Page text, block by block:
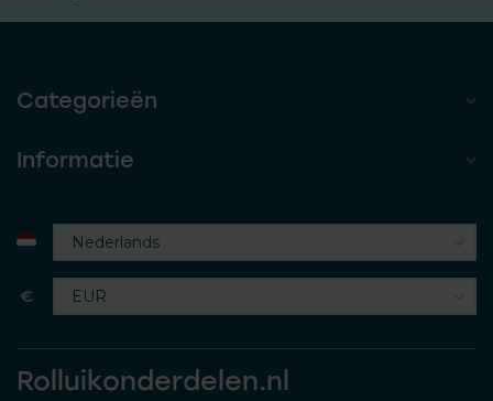
Categorieën
Informatie
€
Rolluikonderdelen.nl